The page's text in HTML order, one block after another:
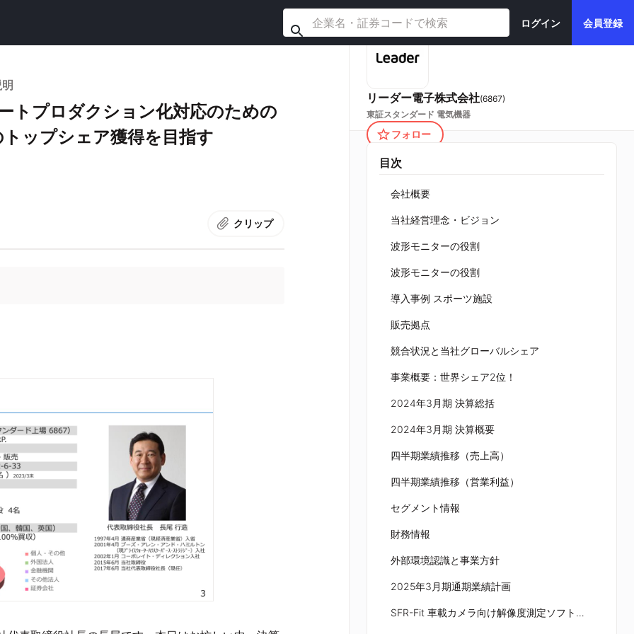
ログイン 会員登録
トプロダクション化対応のための
ップシェア獲得を目指す
クリップ
リーダー電子株式会社(6867)
東証スタンダード 電気機器
フォロー
目次
会社概要
当社経営理念・ビジョン
波形モニターの役割
波形モニターの役割
導入事例 スポーツ施設
販売拠点
競合状況と当社グローバルシェア
事業概要：世界シェア2位！
2024年3月期 決算総括
2024年3月期 決算概要
四半期業績推移（売上高）
四半期業績推移（営業利益）
セグメント情報
財務情報
外部環境認識と事業方針
2025年3月期通期業績計画
SFR-Fit 車載カメラ向け解像度測定ソフトウェア